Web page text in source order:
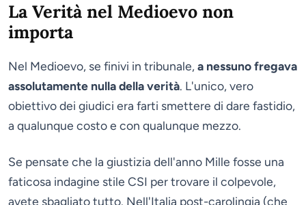
La Verità nel Medioevo non
importa
Nel Medioevo, se finivi in tribunale, a nessuno fregava
assolutamente nulla della verità. L'unico, vero
obiettivo dei giudici era farti smettere di dare fastidio,
a qualunque costo e con qualunque mezzo.
Se pensate che la giustizia dell'anno Mille fosse una
faticosa indagine stile CSI per trovare il colpevole,
avete sbagliato tutto. Nell'Italia post-carolingia (che